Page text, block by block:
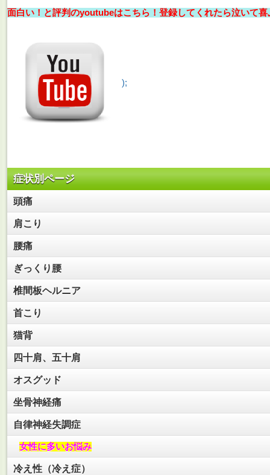
面白い！と評判のyoutubeはこちら！登録してくれたら泣いて喜
);
症状別ページ
頭痛
肩こり
腰痛
ぎっくり腰
椎間板ヘルニア
首こり
猫背
四十肩、五十肩
オスグッド
坐骨神経痛
自律神経失調症
女性に多いお悩み
冷え性（冷え症）